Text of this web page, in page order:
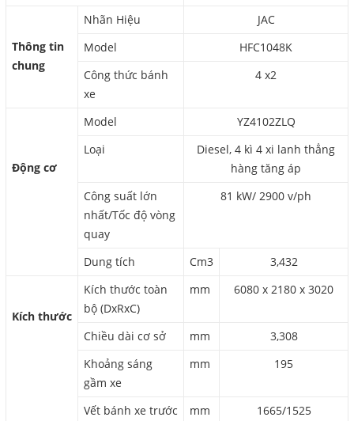
Thông tin
chung
Nhãn Hiệu
JAC
Model
HFC1048K
Công thức bánh
xe
4 x2
Động cơ
Model
YZ4102ZLQ
Loại
Diesel, 4 kì 4 xi lanh thẳng
hàng tăng áp
Công suất lớn
nhất/Tốc độ vòng
quay
81 kW/ 2900 v/ph
Dung tích Cm3 3,432
Kích thước
Kích thước toàn
bộ (DxRxC)
mm 6080 x 2180 x 3020
Chiều dài cơ sở mm
3,308
Khoảng sáng
gầm xe
mm 195
Vết bánh xe trước
mm 1665/1525